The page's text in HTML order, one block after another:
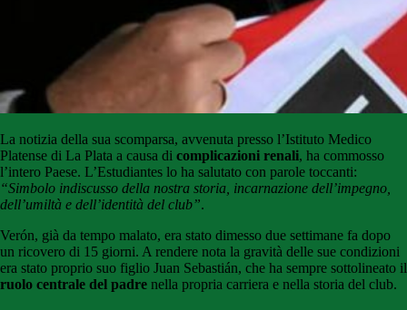
La notizia della sua scomparsa, avvenuta presso l’Istituto Medico
Platense di La Plata a causa di complicazioni renali, ha commosso
l’intero Paese. L’Estudiantes lo ha salutato con parole toccanti:
“Simbolo indiscusso della nostra storia, incarnazione dell’impegno,
dell’umiltà e dell’identità del club”.
Verón, già da tempo malato, era stato dimesso due settimane fa dopo
un ricovero di 15 giorni. A rendere nota la gravità delle sue condizioni
era stato proprio suo figlio Juan Sebastián, che ha sempre sottolineato il
ruolo centrale del padre nella propria carriera e nella storia del club.